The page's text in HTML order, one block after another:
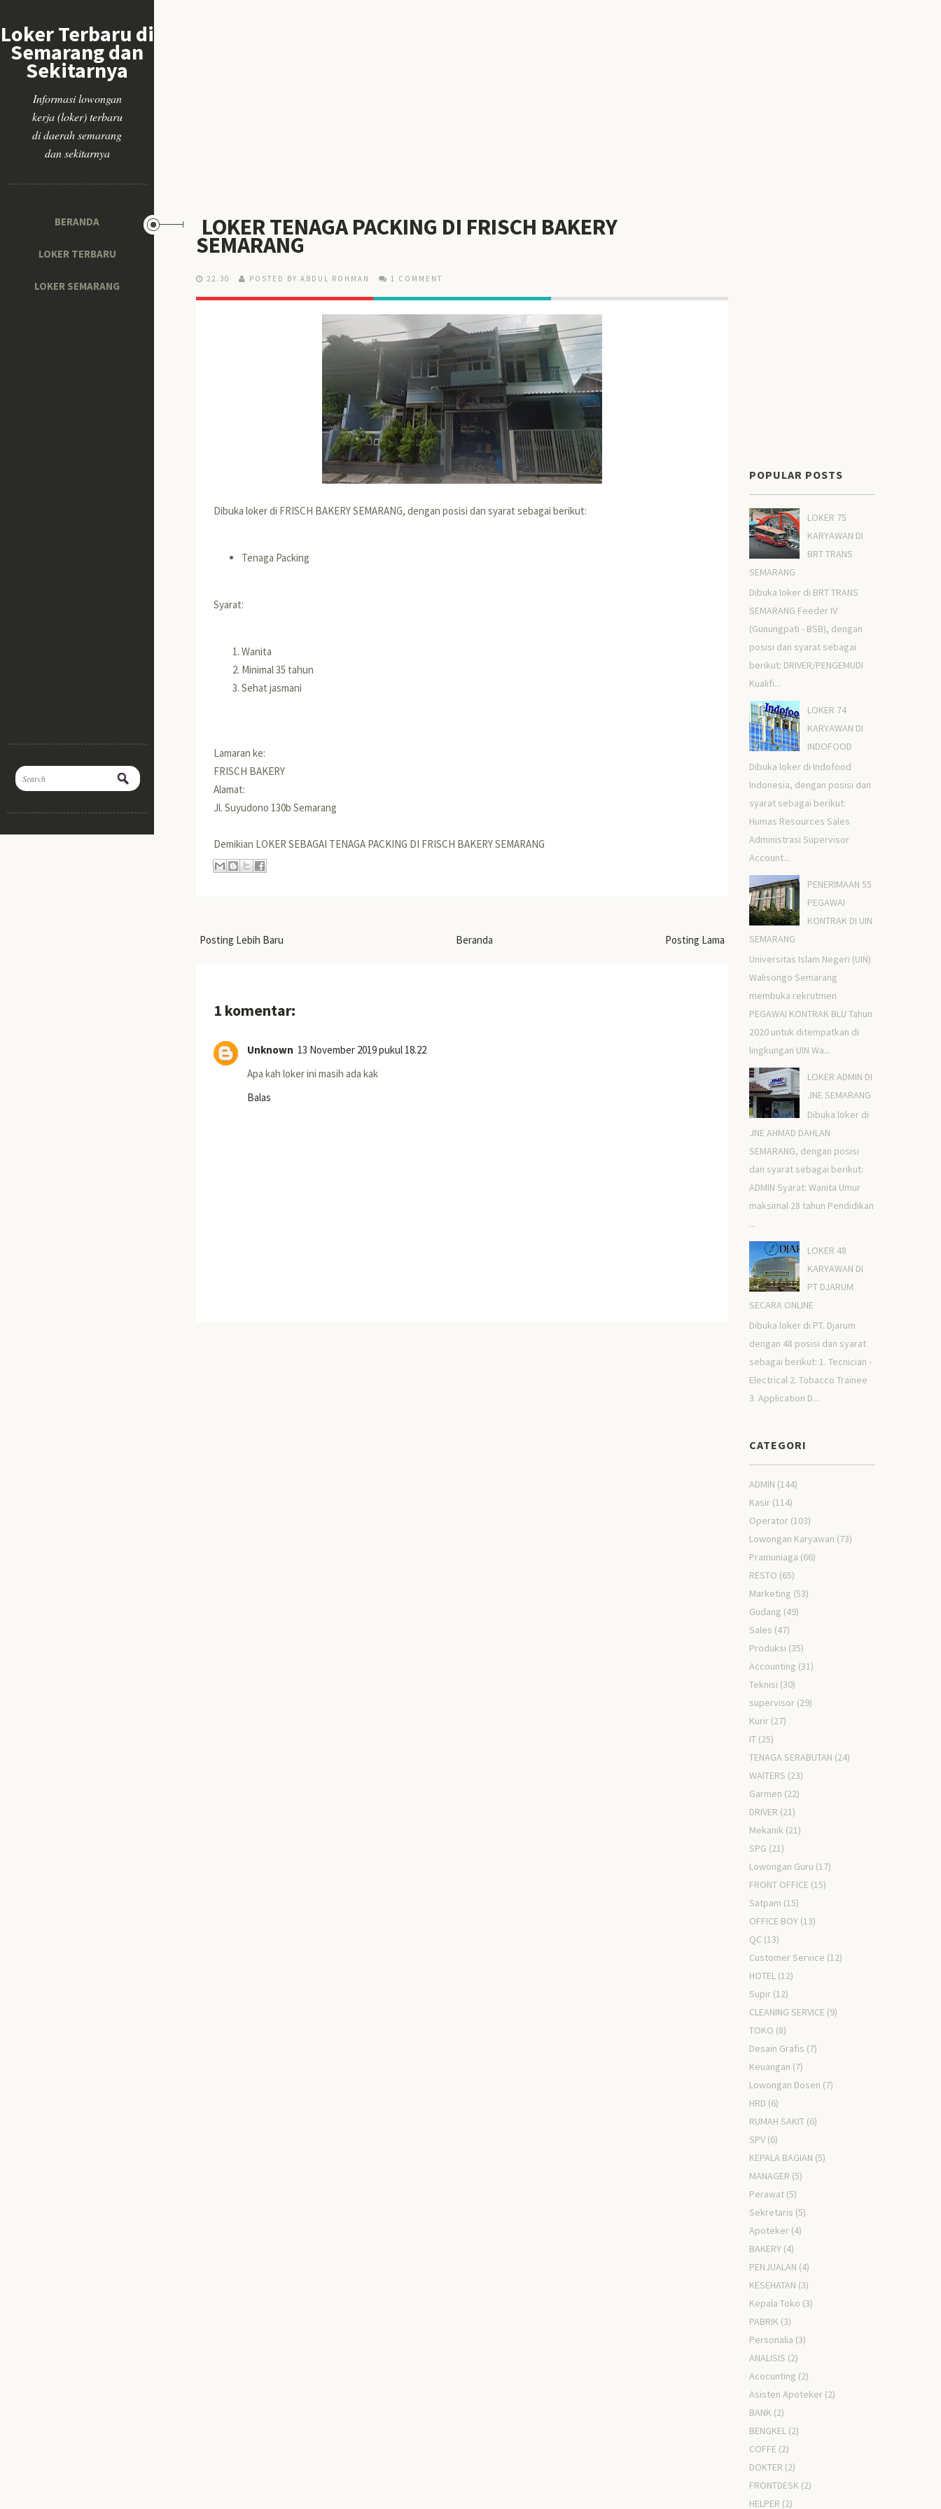
Loker Terbaru di
Semarang dan
Sekitarnya
Informasi lowongan
kerja (loker) terbaru
di daerah semarang
dan sekitarnya
BERANDA
LOKER TERBARU
LOKER SEMARANG
LOKER TENAGA PACKING DI FRISCH BAKERY
SEMARANG
22.30 POSTED BY ABDUL ROHMAN 1 COMMENT
Dibuka loker di FRISCH BAKERY SEMARANG, dengan posisi dan syarat sebagai berikut:
Tenaga Packing
Syarat:
Wanita
Minimal 35 tahun
Sehat jasmani
Lamaran ke:
FRISCH BAKERY
Alamat:
Jl. Suyudono 130b Semarang
Demikian LOKER SEBAGAI TENAGA PACKING DI FRISCH BAKERY SEMARANG
Posting Lebih Baru Posting Lama
Beranda
1 komentar:
Unknown 13 November 2019 pukul 18.22
Apa kah loker ini masih ada kak
Balas
POPULAR POSTS
LOKER 75
KARYAWAN DI
BRT TRANS
SEMARANG
Dibuka loker di BRT TRANS
SEMARANG Feeder IV
(Gunungpati - BSB), dengan
posisi dan syarat sebagai
berikut: DRIVER/PENGEMUDI
Kualifi...
LOKER 74
KARYAWAN DI
INDOFOOD
Dibuka loker di Indofood
Indonesia, dengan posisi dan
syarat sebagai berikut:
Humas Resources Sales
Administrasi Supervisor
Account...
PENERIMAAN 55
PEGAWAI
KONTRAK DI UIN
SEMARANG
Universitas Islam Negeri (UIN)
Walisongo Semarang
membuka rekrutmen
PEGAWAI KONTRAK BLU Tahun
2020 untuk ditempatkan di
lingkungan UIN Wa...
LOKER ADMIN DI
JNE SEMARANG
Dibuka loker di
JNE AHMAD DAHLAN
SEMARANG, dengan posisi
dan syarat sebagai berikut:
ADMIN Syarat: Wanita Umur
maksimal 28 tahun Pendidikan
...
LOKER 48
KARYAWAN DI
PT DJARUM
SECARA ONLINE
Dibuka loker di PT. Djarum
dengan 48 posisi dan syarat
sebagai berikut: 1. Tecnician -
Electrical 2. Tobacco Trainee
3. Application D...
CATEGORI
ADMIN (144)
Kasir (114)
Operator (103)
Lowongan Karyawan (73)
Pramuniaga (66)
RESTO (65)
Marketing (53)
Gudang (49)
Sales (47)
Produksi (35)
Accounting (31)
Teknisi (30)
supervisor (29)
Kurir (27)
IT (25)
TENAGA SERABUTAN (24)
WAITERS (23)
Garmen (22)
DRIVER (21)
Mekanik (21)
SPG (21)
Lowongan Guru (17)
FRONT OFFICE (15)
Satpam (15)
OFFICE BOY (13)
QC (13)
Customer Service (12)
HOTEL (12)
Supir (12)
CLEANING SERVICE (9)
TOKO (8)
Desain Grafis (7)
Keuangan (7)
Lowongan Dosen (7)
HRD (6)
RUMAH SAKIT (6)
SPV (6)
KEPALA BAGIAN (5)
MANAGER (5)
Perawat (5)
Sekretaris (5)
Apoteker (4)
BAKERY (4)
PENJUALAN (4)
KESEHATAN (3)
Kepala Toko (3)
PABRIK (3)
Personalia (3)
ANALISIS (2)
Acocunting (2)
Asisten Apoteker (2)
BANK (2)
BENGKEL (2)
COFFE (2)
DOKTER (2)
FRONTDESK (2)
HELPER (2)